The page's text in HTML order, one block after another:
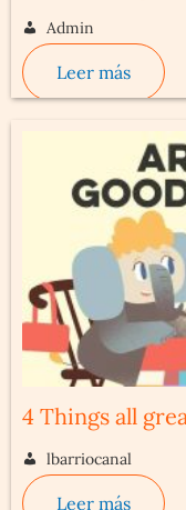
Admin
Leer más
4 Things all
lbarriocanal
Leer más